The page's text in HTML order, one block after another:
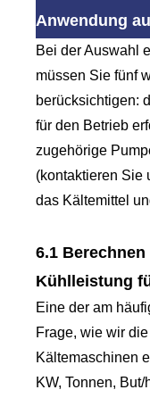
Anwendung
Bei der Auswahl
müssen Sie fünf
berücksichtigen:
für den Betrieb
zugehörige
(kontaktieren Sie
das Kältemittel
6.1
Kühlleistung
Eine der am
Frage, wie wir
Kältemaschinen
KW, Tonnen,